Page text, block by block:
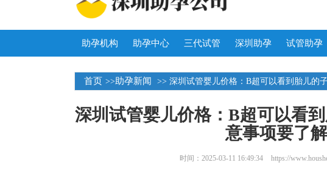
助孕机构 助孕中心 三代试管 深圳助孕 试管助孕
首页 >> 助孕新闻 >> 深圳试管婴儿价格：B超可以看到胎儿的
深圳试管婴儿价格：B超可以看
意事项要了
时间：2025-03-11 16:49:34 https://